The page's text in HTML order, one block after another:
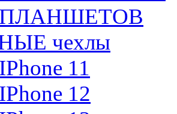
ПЛАНШЕТОВ
чехлы
11
12